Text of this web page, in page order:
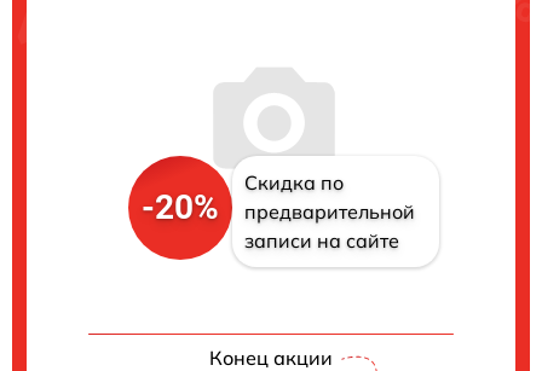
-20%
Скидка по
предварительной
записи на сайте
Конец акции